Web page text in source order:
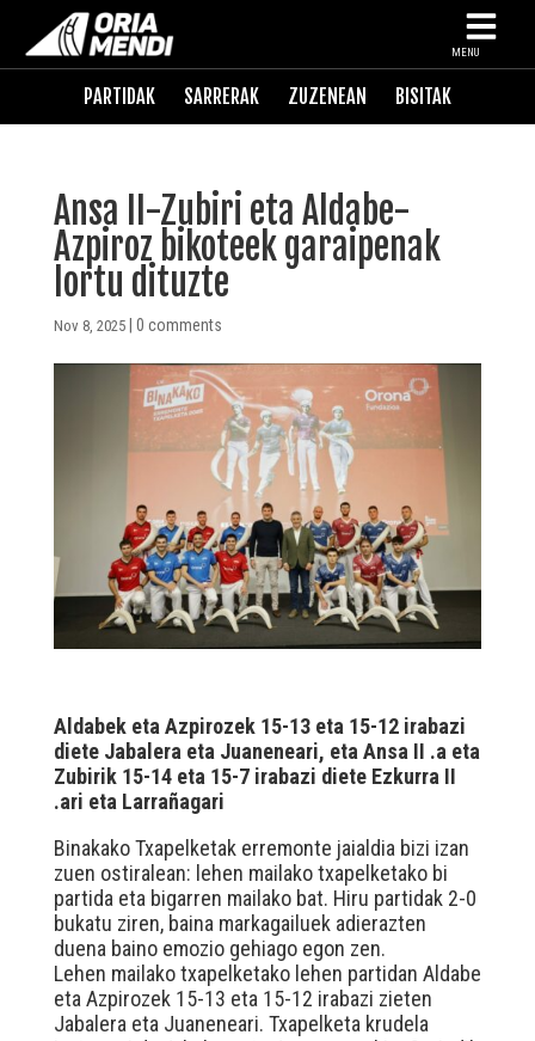
MENU
PARTIDAK SARRERAK ZUZENEAN BISITAK
Ansa II-Zubiri eta Aldabe-
Azpiroz bikoteek garaipenak
lortu dituzte
Nov 8, 2025| 0 comments
Aldabek eta Azpirozek 15-13 eta 15-12 irabazi
diete Jabalera eta Juaneneari, eta Ansa II .a eta
Zubirik 15-14 eta 15-7 irabazi diete Ezkurra II
.ari eta Larrañagari
Binakako Txapelketak erremonte jaialdia bizi izan
zuen ostiralean: lehen mailako txapelketako bi
partida eta bigarren mailako bat. Hiru partidak 2-0
bukatu ziren, baina markagailuek adierazten
duena baino emozio gehiago egon zen.
Lehen mailako txapelketako lehen partidan Aldabe
eta Azpirozek 15-13 eta 15-12 irabazi zieten
Jabalera eta Juaneneari. Txapelketa krudela